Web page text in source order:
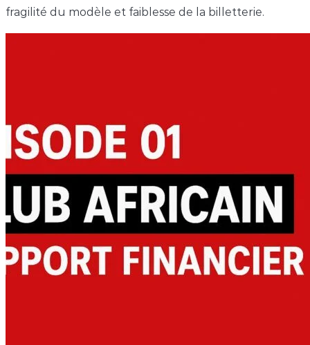
fragilité du modèle et faiblesse de la billetterie.